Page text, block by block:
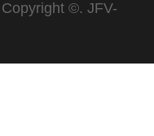
Copyright ©. JFV-